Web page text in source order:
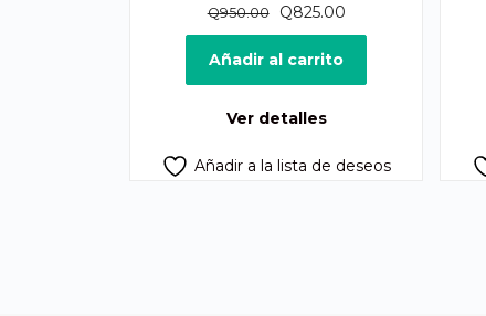
Q950.00
El
precio
original
era:
Q825.00El
precio
es:
Añadir al carrito
Ver detalles
Añadir a la lista de deseos